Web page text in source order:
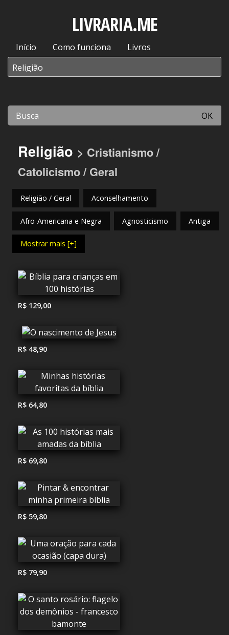
LIVRARIA.ME
Início Como funciona Livros
OK
Religião > Cristianismo /
Catolicismo / Geral
Religião / Geral Aconselhamento
Afro-Americana e Negra Agnosticismo Antiga
Mostrar mais [+]
R$ 129,00
R$ 48,90
R$ 64,80
R$ 69,80
R$ 59,80
R$ 79,90